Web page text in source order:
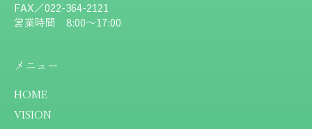
FAX／022-364-2121
営業時間 8:00～17:00
メニュー
HOME
VISION